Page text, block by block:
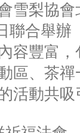
雪梨協
聯合舉辦
容豐富
區、茶
活動共